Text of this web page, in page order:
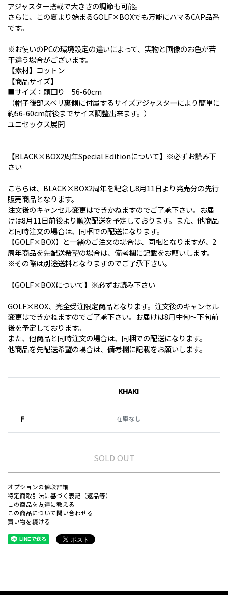
アジャスター搭載で大きさの調節も可能。
さらに、この夏より始まるGOLF×BOXでも万能にハマるCAP品番
です。
※お使いのPCの環境設定の違いによって、実物と画像のお色が若
干違う場合がございます。
【素材】コットン
【商品サイズ】
■サイズ：頭回り 56-60cm
（帽子後部スベリ裏側に付属するサイズアジャスターにより簡単に
約56-60cm前後までサイズ調整出来ます。）
ユニセックス展開
【BLACK×BOX2周年Special Editionについて】※必ずお読み下
さい
こちらは、BLACK×BOX2周年を記念し8月11日より発売分の先行
販売商品となります。
注文後のキャンセル変更はできかねますのでご了承下さい。お届
けは8月11日前後より順次配送を予定しております。また、他商品
と同時注文の場合は、同梱での配送になります。
【GOLF×BOX】と一緒のご注文の場合は、同梱となりますが、2
周年商品を先配送希望の場合は、備考欄に記載をお願いします。
※その際は別途送料となりますのでご了承下さい。
【GOLF×BOXについて】※必ずお読み下さい
GOLF×BOX、完全受注限定商品となります。注文後のキャンセル
変更はできかねますのでご了承下さい。お届けは8月中旬〜下旬前
後を予定しております。
また、他商品と同時注文の場合は、同梱での配送になります。
他商品を先配送希望の場合は、備考欄に記載をお願いします。
KHAKI
F 在庫なし
SOLD OUT
オプションの値段詳細
特定商取引法に基づく表記（返品等）
この商品を友達に教える
この商品について問い合わせる
買い物を続ける